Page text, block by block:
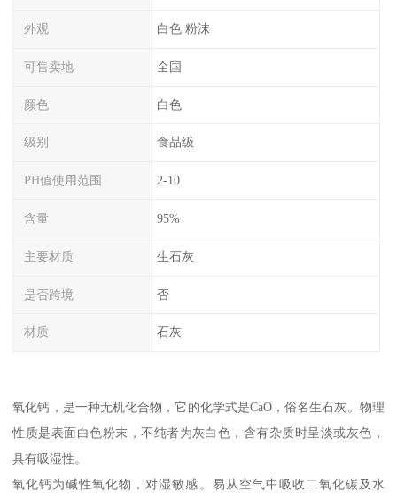
外观 白色 粉沫
可售卖地 全国
颜色 白色
级别 食品级
PH值使用范围 2-10
含量 95%
主要材质 生石灰
是否跨境 否
材质 石灰
氧化钙，是一种无机化合物，它的化学式是CaO，俗名生石灰。物理
性质是表面白色粉末，不纯者为灰白色，含有杂质时呈淡或灰色，
具有吸湿性。
氧化钙为碱性氧化物，对湿敏感。易从空气中吸收二氧化碳及水